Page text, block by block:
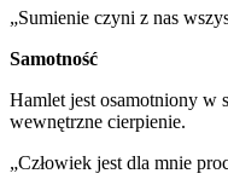
„Sumienie czyni z nas
Samotność
Hamlet jest osamotniony w
wewnętrzne cierpienie.
„Człowiek jest dla mnie